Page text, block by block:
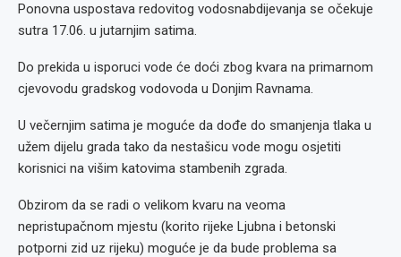
Ponovna uspostava redovitog vodosnabdijevanja se očekuje
sutra 17.06. u jutarnjim satima.
Do prekida u isporuci vode će doći zbog kvara na primarnom
cjevovodu gradskog vodovoda u Donjim Ravnama.
U večernjim satima je moguće da dođe do smanjenja tlaka u
užem dijelu grada tako da nestašicu vode mogu osjetiti
korisnici na višim katovima stambenih zgrada.
Obzirom da se radi o velikom kvaru na veoma
nepristupačnom mjestu (korito rijeke Ljubna i betonski
potporni zid uz rijeku) moguće je da bude problema sa